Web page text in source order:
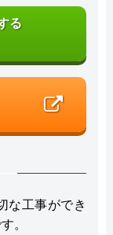
る
な工事ができ
。